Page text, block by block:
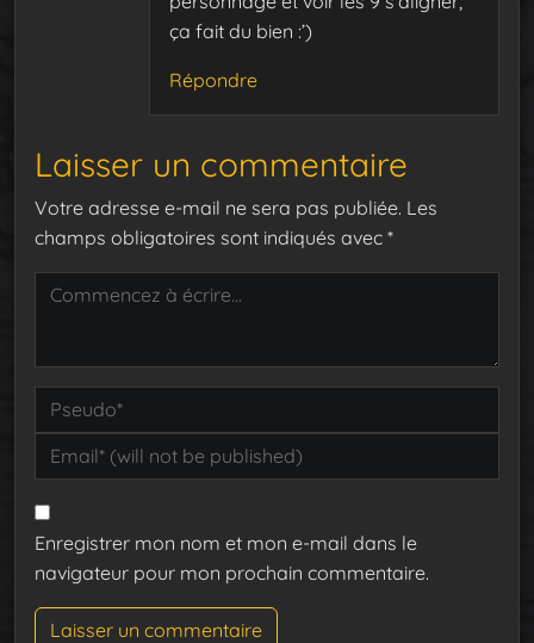
ça fait du bien :’)
Répondre
Laisser un commentaire
Votre adresse e-mail ne sera pas publiée. Les
champs obligatoires sont indiqués avec *
Enregistrer mon nom et mon e-mail dans le
navigateur pour mon prochain commentaire.